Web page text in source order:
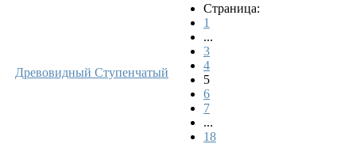
Древовидный Ступенчатый
Страница:
1
...
3
4
5
6
7
...
18